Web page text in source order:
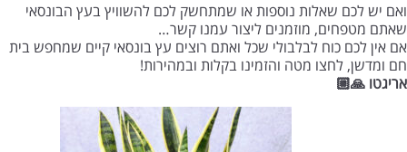
ואם יש לכם שאלות נוספות או שמתחשק לכם להשוויץ בעץ הבונסאי
שאתם מטפחים, מוזמנים ליצור עמנו קשר…
אם אין לכם כוח לבלבולי שכל ואתם רוצים עץ בונסאי קיים שמחפש בית
חם ומדשן, לחצו מטה והזמינו בקלות ובמהירות!
אריגטו 🙏🏼